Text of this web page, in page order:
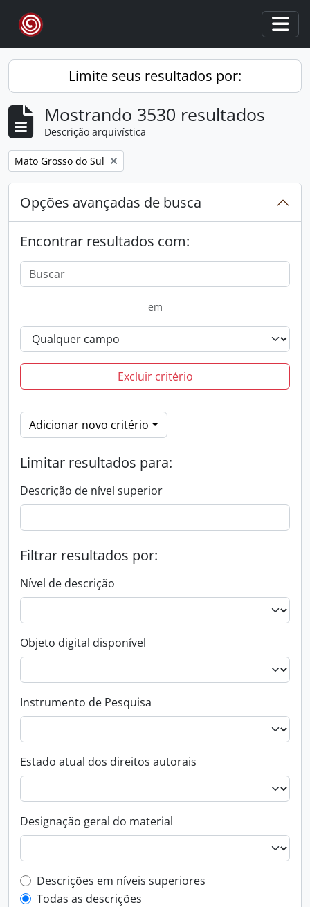
Skip to main content
Limite seus resultados por:
Mostrando 3530 resultados
Descrição arquivística
Remover filtro:
Mato Grosso do Sul
Opções avançadas de busca
Encontrar resultados com:
em
Excluir critério
Adicionar novo critério
Limitar resultados para:
Descrição de nível superior
Filtrar resultados por:
Nível de descrição
Objeto digital disponível
Instrumento de Pesquisa
Estado atual dos direitos autorais
Designação geral do material
Filtro de descrição de nível superior
Descrições em níveis superiores
Todas as descrições